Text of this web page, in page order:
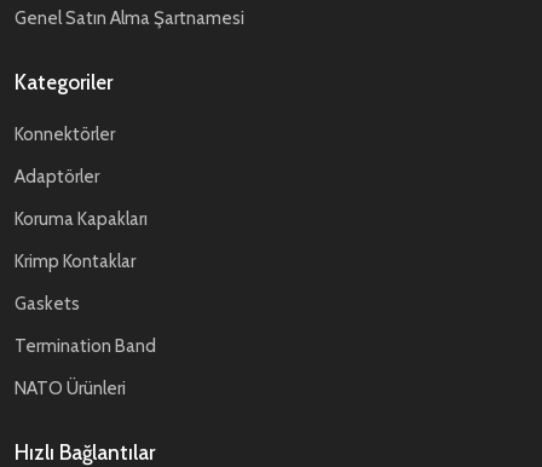
Genel Satın Alma Şartnamesi
Kategoriler
Konnektörler
Adaptörler
Koruma Kapakları
Krimp Kontaklar
Gaskets
Termination Band
NATO Ürünleri
Hızlı Bağlantılar